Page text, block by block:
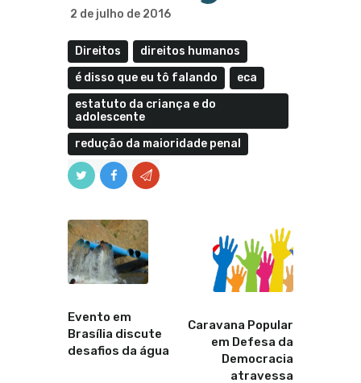
2 de julho de 2016
Direitos
direitos humanos
é disso que eu tô falando
eca
estatuto da criança e do
adolescente
redução da maioridade penal
Evento em
Brasília discute
desafios da água
Caravana Popular
em Defesa da
Democracia
atravessa